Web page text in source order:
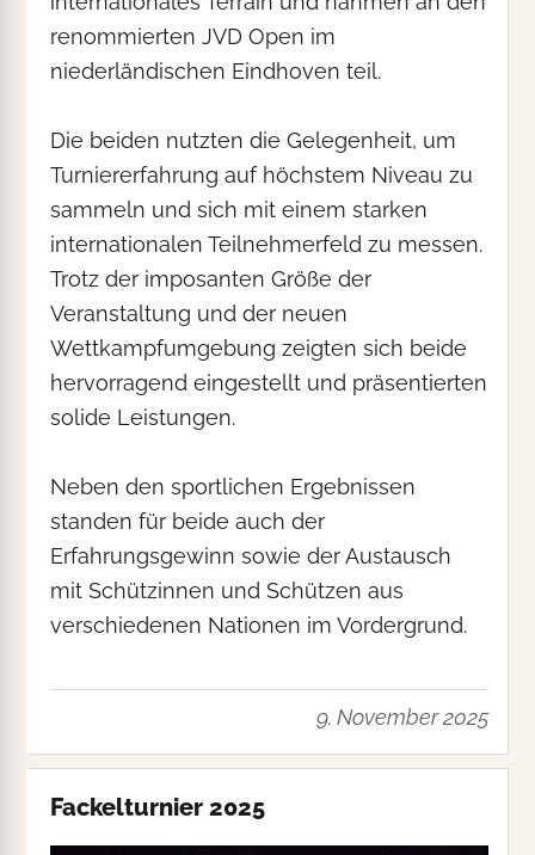
renommierten JVD Open im
niederländischen Eindhoven teil.
Die beiden nutzten die Gelegenheit, um
Turniererfahrung auf höchstem Niveau zu
sammeln und sich mit einem starken
internationalen Teilnehmerfeld zu messen.
Trotz der imposanten Größe der
Veranstaltung und der neuen
Wettkampfumgebung zeigten sich beide
hervorragend eingestellt und präsentierten
solide Leistungen.
Neben den sportlichen Ergebnissen
standen für beide auch der
Erfahrungsgewinn sowie der Austausch
mit Schützinnen und Schützen aus
verschiedenen Nationen im Vordergrund.
9. November 2025
Fackelturnier 2025